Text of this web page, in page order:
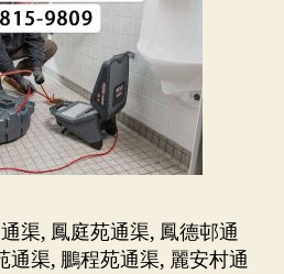
渠, 鳳庭苑通渠, 鳳德邨通
通渠, 鵬程苑通渠, 麗安村通